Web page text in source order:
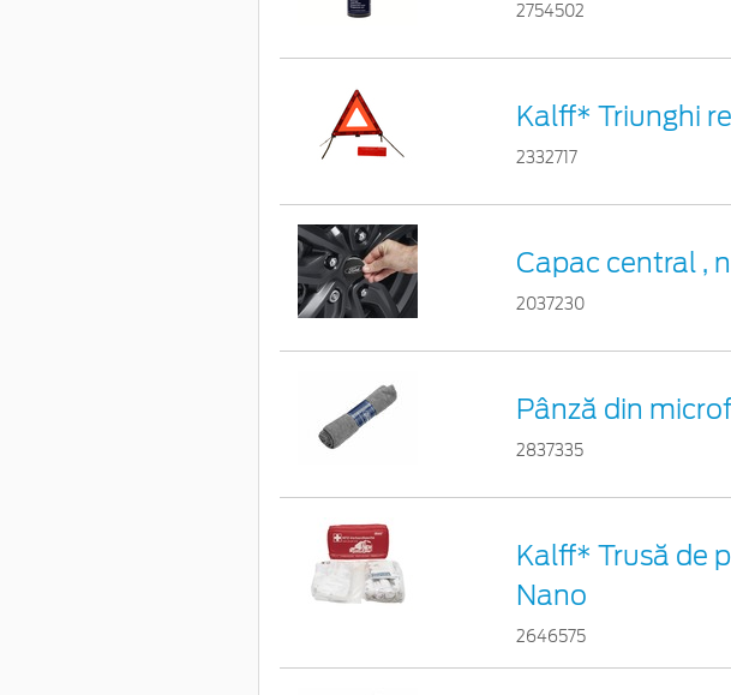
2754502
Kalff* Triunghi
2332717
Capac central ,
2037230
Pânză din
2837335
Kalff* Trusă de
Nano
2646575